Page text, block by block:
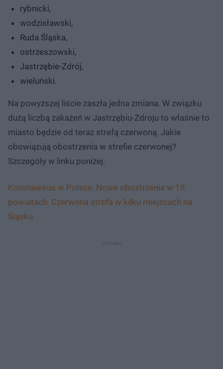
rybnicki,
wodzisławski,
Ruda Śląska,
ostrzeszowski,
Jastrzębie-Zdrój,
wieluński.
Na powyższej liście zaszła jedna zmiana. W związku
dużą liczbą zakażeń w Jastrzębiu-Zdroju to właśnie to
miasto będzie od teraz strefą czerwoną. Jakie
obowiązują obostrzenia w strefie czerwonej?
Szczegóły w linku poniżej:
Koronawirus w Polsce. Nowe obostrzenia w 19
powiatach. Czerwona strefa w kilku miejscach na
Śląsku